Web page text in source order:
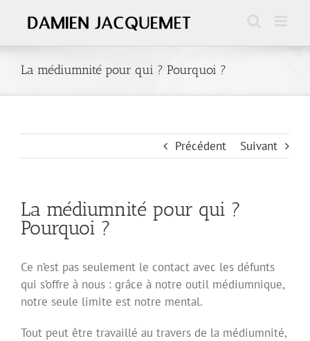
contenu
La médiumnité pour qui ? Pourquoi ?
Précédent Suivant
La médiumnité pour qui ?
Pourquoi ?
Ce n’est pas seulement le contact avec les défunts
qui s’offre à nous : grâce à notre outil médiumnique,
notre seule limite est notre mental.
Tout peut être travaillé au travers de la médiumnité,